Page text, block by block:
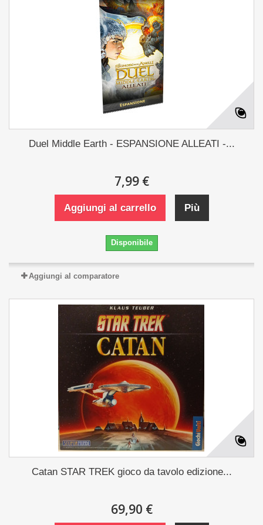
Duel Middle Earth - ESPANSIONE ALLEATI -...
7,99 €
Aggiungi al carrello Più
Disponibile
Aggiungi al comparatore
Catan STAR TREK gioco da tavolo edizione...
69,90 €